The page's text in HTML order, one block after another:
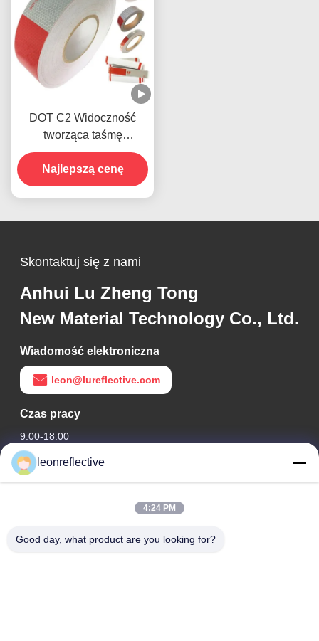
DOT C2 Widoczność
tworząca taśmę
ostrzegawczą Hi Vis dla
przyczep
Najlepszą cenę
Skontaktuj się z nami
Anhui Lu Zheng Tong
New Material Technology Co., Ltd.
Wiadomość elektroniczna
leon@lureflective.com
Czas pracy
9:00-18:00
Nasz adres
2 piętro, budynek D2, Huayi Science and Technology Park,
leonreflective
4:24 PM
Good day, what product are you looking for?